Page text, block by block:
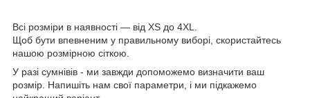
Всі розміри в наявності — від XS до 4XL.
Щоб бути впевненим у правильному виборі, скористайтесь
нашою розмірною сіткою
У разі сумнівів - ми завжди допоможемо визначити ваш
розмір . Напишіть нам свої параметри, і ми підкажемо